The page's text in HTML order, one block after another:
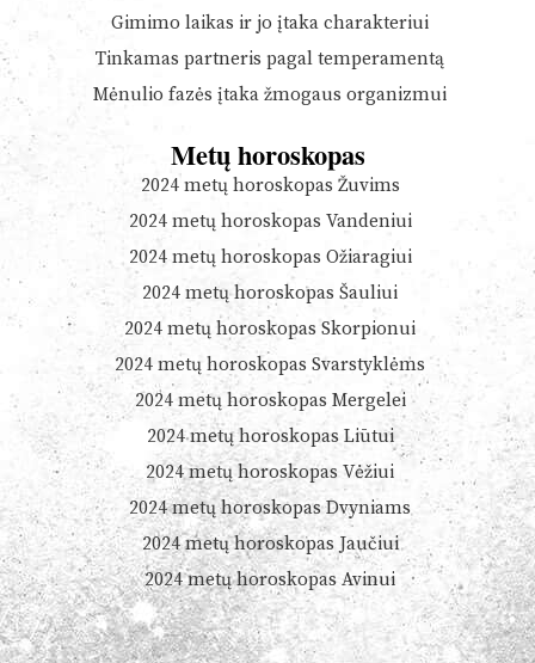
Gimimo laikas ir jo įtaka charakteriui
Tinkamas partneris pagal temperamentą
Mėnulio fazės įtaka žmogaus organizmui
Metų horoskopas
2024 metų horoskopas Žuvims
2024 metų horoskopas Vandeniui
2024 metų horoskopas Ožiaragiui
2024 metų horoskopas Šauliui
2024 metų horoskopas Skorpionui
2024 metų horoskopas Svarstyklėms
2024 metų horoskopas Mergelei
2024 metų horoskopas Liūtui
2024 metų horoskopas Vėžiui
2024 metų horoskopas Dvyniams
2024 metų horoskopas Jaučiui
2024 metų horoskopas Avinui